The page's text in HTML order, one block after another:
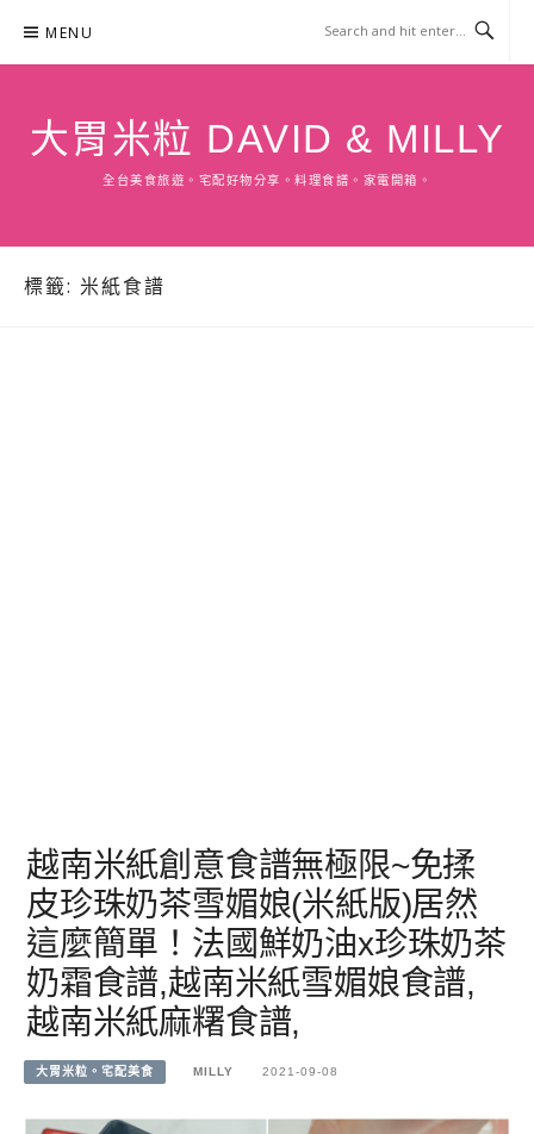
content
MENU
大胃米粒 DAVID & MILLY
全台美食旅遊。宅配好物分享。料理食譜。家電開箱。
標籤: 米紙食譜
越南米紙創意食譜無極限~免揉
皮珍珠奶茶雪媚娘(米紙版)居然
這麼簡單！法國鮮奶油x珍珠奶茶
奶霜食譜,越南米紙雪媚娘食譜,
越南米紙麻糬食譜,
大胃米粒。宅配美食 MILLY 2021-09-08